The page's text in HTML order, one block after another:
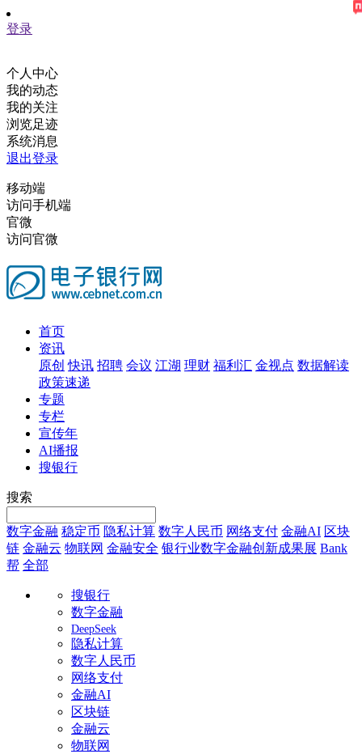
登录
个人中心
我的动态
我的关注
浏览足迹
系统消息
退出登录
移动端
访问手机端
官微
访问官微
首页
资讯
原创 快讯 招聘 会议 江湖 理财 福利汇 金视点 数据解读
政策速递
专题
专栏
宣传年
AI播报
搜银行
搜索
数字金融 稳定币 隐私计算 数字人民币 网络支付 金融AI 区块
链 金融云 物联网 金融安全 银行业数字金融创新成果展 Bank
帮 全部
搜银行
数字金融
DeepSeek
隐私计算
数字人民币
网络支付
金融AI
区块链
金融云
物联网